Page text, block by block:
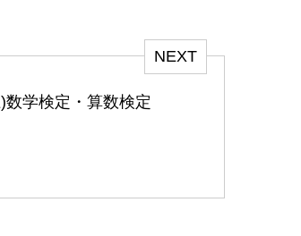
NEXT
数学検定・算数検定